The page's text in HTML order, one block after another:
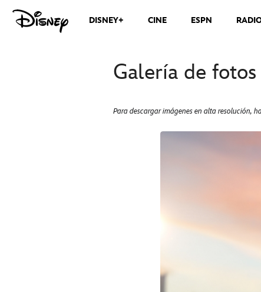
DISNEY+ CINE ESPN
Galería de fotos
Para descargar imágenes en alta resolución,